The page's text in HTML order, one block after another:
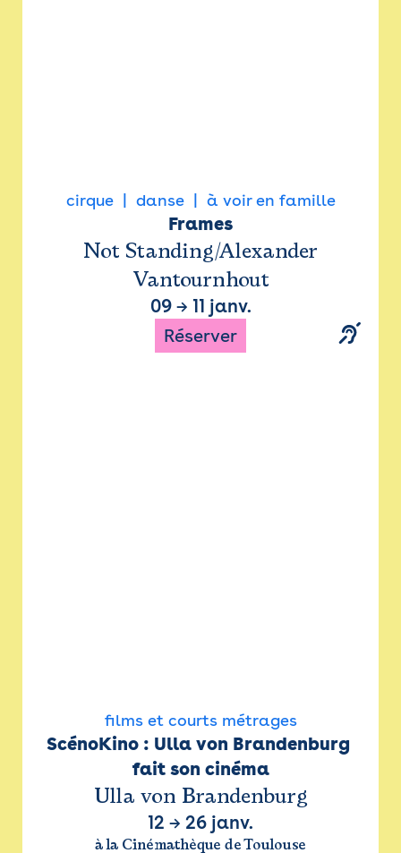
cirque danse à voir en famille
Frames
Not Standing/Alexander
Vantournhout
09→ 11 janv.
Réserver
films et courts métrages
ScénoKino : Ulla von Brandenburg
fait son cinéma
Ulla von Brandenburg
12 → 26 janv.
à la Cinémathèque de Toulouse